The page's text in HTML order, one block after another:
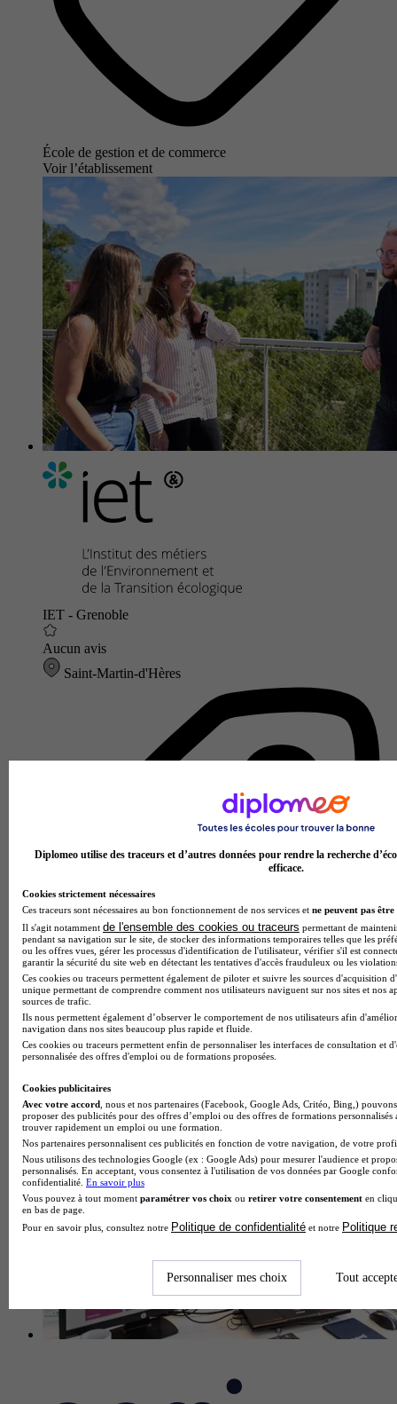
École de gestion et de commerce
Voir l’établissement
IET - Grenoble
Aucun avis
Saint-Martin-d'Hères
École des métiers de l'agrobusiness et de l'environnement
Voir l’établissement
Diplomeo utilise des traceurs et d’autres données pour rendre la recherche
efficace.
Cookies strictement nécessaires
Ces traceurs sont nécessaires au bon fonctionnement de nos services et ne peuvent pas être
Il s'agit notamment de l'ensemble des cookies ou traceurs permettant de
pendant sa navigation sur le site, de stocker des informations temporaires telles que les
ou les offres vues, gérer les processus d'identification de l'utilisateur, vérifier s'il est
garantir la sécurité du site web en détectant les tentatives d'accès frauduleux ou les
Ces cookies ou traceurs permettent également de piloter et suivre les sources d'acquisition
unique permettant de comprendre comment nos utilisateurs naviguent sur nos sites et nos
sources de trafic.
Ils nous permettent également d’observer le comportement de nos utilisateurs afin
navigation dans nos sites beaucoup plus rapide et fluide.
Ces cookies ou traceurs permettent enfin de personnaliser les interfaces de consultation et
personnalisée des offres d'emploi ou de formations proposées.
Cookies publicitaires
Avec votre accord , nous et nos partenaires (Facebook, Google Ads, Critéo, Bing,)
proposer des publicités pour des offres d’emploi ou des offres de formations
trouver rapidement un emploi ou une formation.
Nos partenaires personnalisent ces publicités en fonction de votre navigation, de votre
Nous utilisons des technologies Google (ex : Google Ads) pour mesurer l'audience et
personnalisés. En acceptant, vous consentez à l'utilisation de vos données par Google
confidentialité. En savoir plus
Vous pouvez à tout moment paramétrer vos choix ou retirer votre consentement en
en bas de page.
Pour en savoir plus, consultez notre Politique de confidentialité et notre Politique
Personnaliser mes choix Tout